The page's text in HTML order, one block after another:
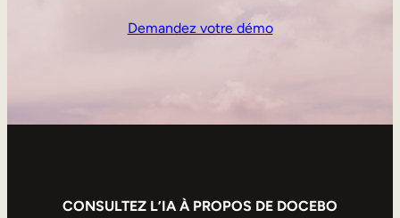
Demandez votre démo
CONSULTEZ L’IA À PROPOS DE DOCEBO